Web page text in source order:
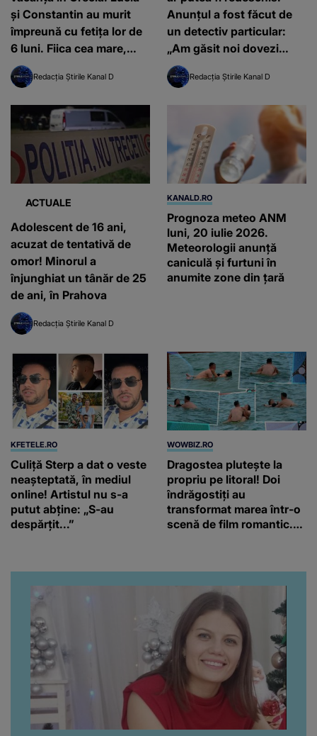
și Constantin au murit
împreună cu fetița lor de
6 luni. Fiica cea mare,
grav rănită, a rămas
singură pe lume
Redacția Știrile Kanal D
Anunțul a fost făcut de
un detectiv particular:
„Am găsit noi dovezi
solide, imperios
necesare”
Redacția Știrile Kanal D
ACTUALE
Adolescent de 16 ani,
acuzat de tentativă de
omor! Minorul a
înjunghiat un tânăr de 25
de ani, în Prahova
Redacția Știrile Kanal D
KANALD.RO
Prognoza meteo ANM
luni, 20 iulie 2026.
Meteorologii anunță
caniculă și furtuni în
anumite zone din țară
KFETELE.RO
Culiță Sterp a dat o veste
neașteptată, în mediul
online! Artistul nu s-a
putut abține: „S-au
despărțit...”
WOWBIZ.RO
Dragostea plutește la
propriu pe litoral! Doi
îndrăgostiți au
transformat marea într-o
scenă de film romantic.